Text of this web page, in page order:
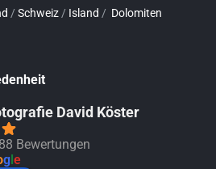
/ Schweiz / Island / Dolomiten
David Köster
Bewertungen
gle